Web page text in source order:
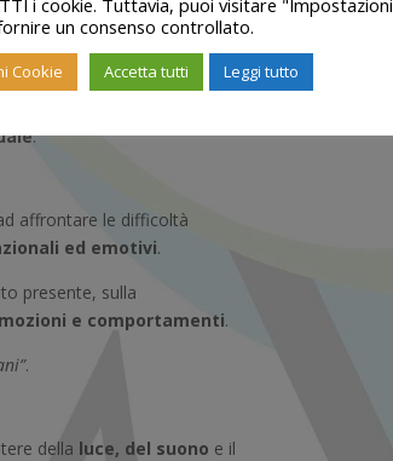
.
affrontare le difficoltà
ed emotivi.
presente, sulla
e comportamenti.
.
della luce, del suono e il
i cookie. Tuttavia, puoi visitare "Impostazioni
un consenso controllato.
Cookie Accetta tutti Leggi tutto